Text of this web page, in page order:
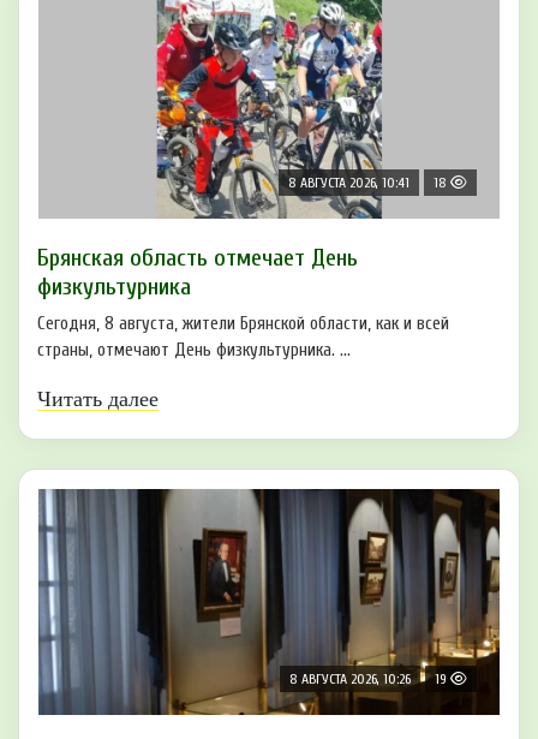
8 АВГУСТА 2026, 10:41 18
Брянская область отмечает День
физкультурника
Сегодня, 8 августа, жители Брянской области, как и всей
страны, отмечают День физкультурника. ...
Читать далее
8 АВГУСТА 2026, 10:26 19